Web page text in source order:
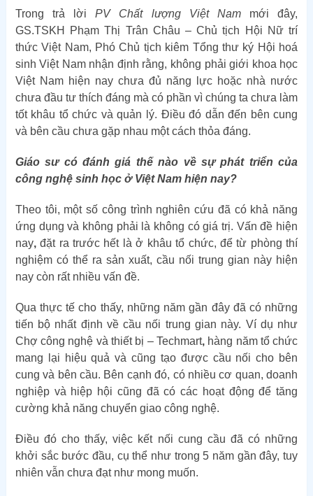
Trong trả lờiPV Chất lượng Việt Nammới đây,
GS.TSKH Phạm Thị Trân Châu – Chủ tịch Hội Nữ trí
thức Việt Nam, Phó Chủ tịch kiêm Tổng thư ký Hội hoá
sinh Việt Nam nhận định rằng, không phải giới khoa học
Việt Nam hiện nay chưa đủ năng lực hoặc nhà nước
chưa đầu tư thích đáng mà có phần vì chúng ta chưa làm
tốt khâu tổ chức và quản lý. Điều đó dẫn đến bên cung
và bên cầu chưa gặp nhau một cách thỏa đáng.
Giáo sư có đánh giá thế nào về sự phát triển của
công nghệ sinh học ở Việt Nam hiện nay?
Theo tôi, một số công trình nghiên cứu đã có khả năng
ứng dụng và không phải là không có giá trị. Vấn đề hiện
nay,đặt ra trước hết là ở khâu tổ chức, để từ phòng thí
nghiệm có thể ra sản xuất, cầu nối trung gian này hiện
nay còn rất nhiều vấn đề.
Qua thực tế cho thấy, những năm gần đây đã có những
tiến bộ nhất định về cầu nối trung gian này. Ví dụ như
Chợ công nghệ và thiết bị – Techmart, hàng năm tổ chức
mang lại hiệu quả và cũng tạo được cầu nối cho bên
cung và bên cầu. Bên cạnh đó, có nhiều cơ quan, doanh
nghiệp và hiệp hội cũng đã có các hoạt động để tăng
cường khả năng chuyển giao công nghệ.
Điều đó cho thấy, việc kết nối cung cầu đã có những
khởi sắc bước đầu, cụ thể như trong 5 năm gần đây, tuy
nhiên vẫn chưa đạt như mong muốn.